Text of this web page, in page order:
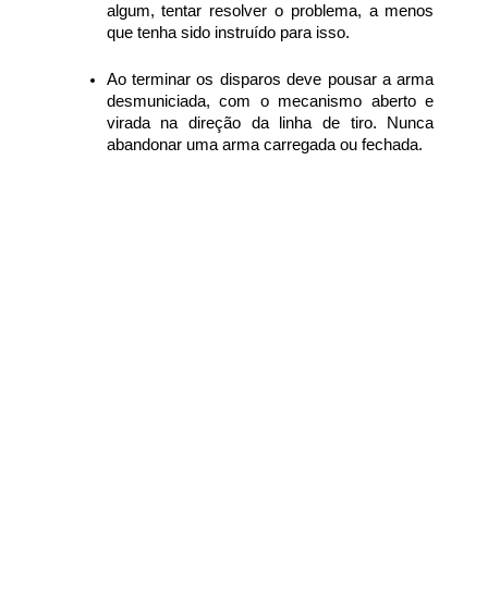
algum, tentar resolver o problema, a menos
que tenha sido instruído para isso.
Ao terminar os disparos deve pousar a arma
desmuniciada, com o mecanismo aberto e
virada na direção da linha de tiro. Nunca
abandonar uma arma carregada ou fechada.